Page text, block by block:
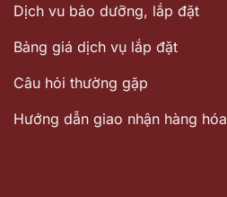
Dịch vu bảo dưỡng, lắp đặt
Bảng giá dịch vụ lắp đặt
Câu hỏi thường gặp
Hướng dẫn giao nhận hàng hóa